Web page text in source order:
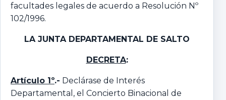
facultades legales de acuerdo a Resolución Nº
102/1996.
LA JUNTA DEPARTAMENTAL DE SALTO
DECRETA:
Artículo 1º.- Declárase de Interés
Departamental, el Concierto Binacional de